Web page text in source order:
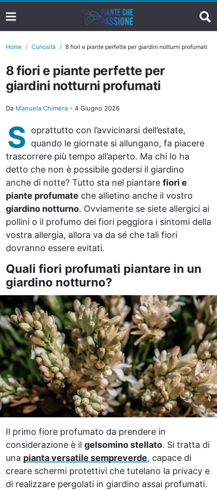
Home Curiosità 8 fiori e piante perfette per giardini notturni profumati
8 fiori e piante perfette per
giardini notturni profumati
Da Manuela Chimera - 4 Giugno 2026
S
oprattutto con l’avvicinarsi dell’estate,
quando le giornate si allungano, fa piacere
trascorrere più tempo all’aperto. Ma chi lo ha
detto che non è possibile godersi il giardino
anche di notte? Tutto sta nel piantare fiori e
piante profumate che allietino anche il vostro
giardino notturno. Ovviamente se siete allergici ai
pollini o il profumo dei fiori peggiora i sintomi della
vostra allergia, allora va da sé che tali fiori
dovranno essere evitati.
Quali fiori profumati piantare in un
giardino notturno?
Il primo fiore profumato da prendere in
considerazione è il gelsomino stellato. Si tratta di
una pianta versatile sempreverde, capace di
creare schermi protettivi che tutelano la privacy e
di realizzare pergolati in giardino assai profumati.